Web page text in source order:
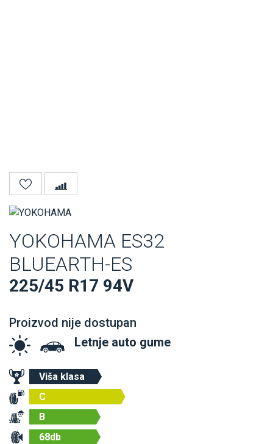
YOKOHAMA ES32
BLUEARTH-ES
225/45 R17 94V
Proizvod nije dostupan
Letnje auto gume
Viša klasa
C
B
68db